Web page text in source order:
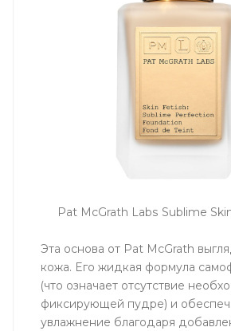
Pat McGrath Labs Sublime
Эта основа от Pat McGrath
кожа. Его жидкая формула
(что означает отсутствие
фиксирующей пудре) и
увлажнение благодаря